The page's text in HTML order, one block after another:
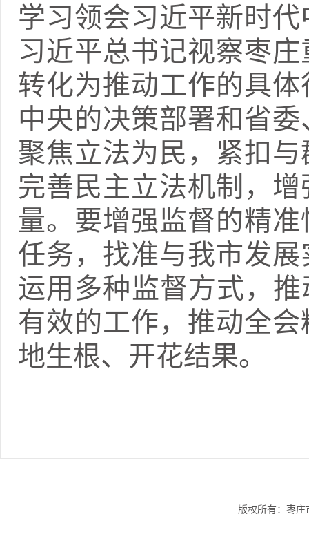
学习领会习近平新时
习近平总书记视察枣
转化为推动工作的具
中央的决策部署和省
聚焦立法为民，紧扣
完善民主立法机制，
量。要增强监督的精
任务，找准与我市发
运用多种监督方式，
有效的工作，推动全
地生根、开花结果。
版权所有：枣